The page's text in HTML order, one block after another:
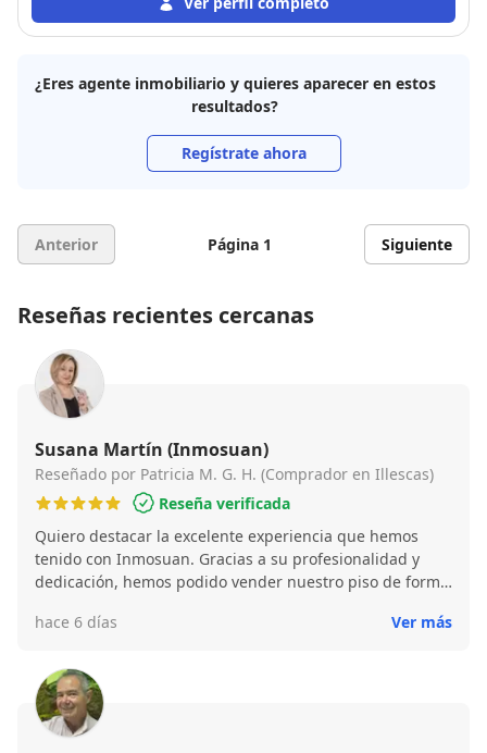
me gestione todo el proceso. Daniel, un agente
¿Eres agente inmobiliario y quieres aparecer en estos
resultados?
Regístrate ahora
Anterior Página 1 Siguiente
Reseñas recientes cercanas
Susana Martín (Inmosuan)
Reseñado por Patricia M. G. H. (Comprador en Illescas)
Reseña verificada
Quiero destacar la excelente experiencia que hemos
tenido con Inmosuan. Gracias a su profesionalidad y
dedicación, hemos podido vender nuestro piso de forma
encontrar el chalet que estabamos buscando. Desde el
quiero agradecerla su implicación, cercanía y trato
impecable. Siempre estuvo disponible para resolver
nuestras dudas y hacer que todo fuera mucho más
sencillo. Nos asesoraron en cada paso, facilitando tanto
hace 6 días Ver más